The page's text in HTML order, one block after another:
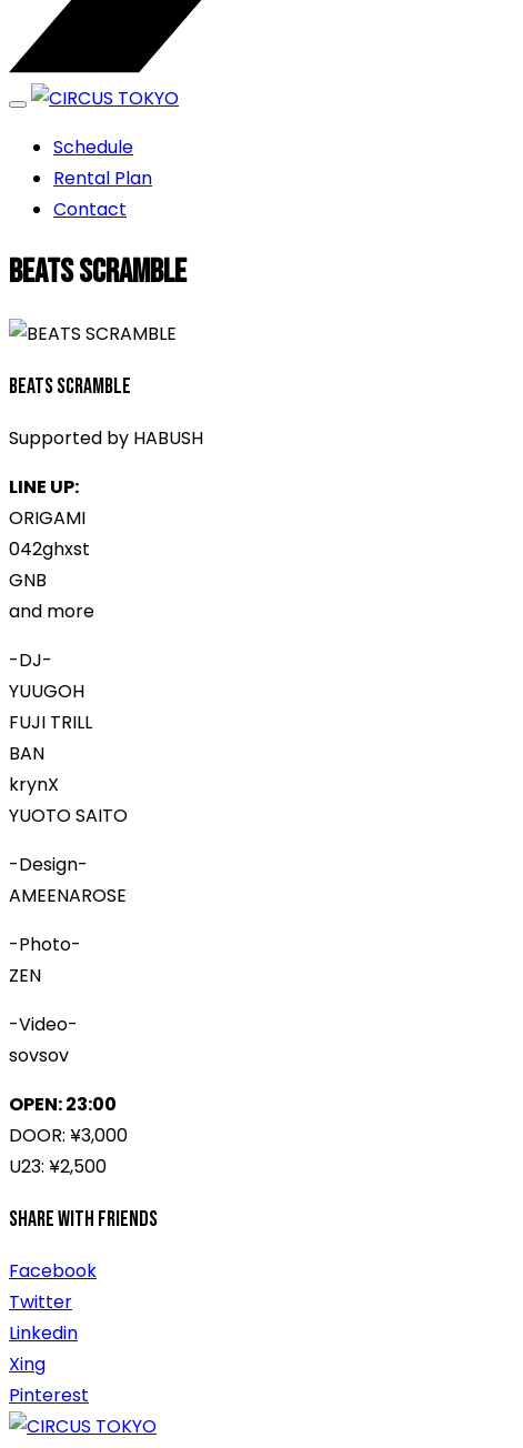
CIRCUS TOKYO
エンターテイメントスペース
Schedule
Rental Plan
Contact
BEATS SCRAMBLE
BEATS SCRAMBLE
Supported by HABUSH
LINE UP:
ORIGAMI
042ghxst
GNB
and more
-DJ-
YUUGOH
FUJI TRILL
BAN
krynX
YUOTO SAITO
-Design-
AMEENAROSE
-Photo-
ZEN
-Video-
sovsov
OPEN: 23:00
DOOR: ¥3,000
U23: ¥2,500
Share With Friends
Facebook
Twitter
Linkedin
Xing
Pinterest